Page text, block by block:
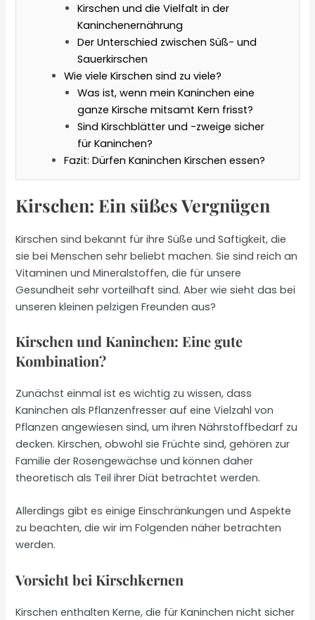
Kirschen und die Vielfalt in der
Kaninchenernährung
Der Unterschied zwischen Süß- und
Sauerkirschen
Wie viele Kirschen sind zu viele?
Was ist, wenn mein Kaninchen eine
ganze Kirsche mitsamt Kern frisst?
Sind Kirschblätter und -zweige sicher
für Kaninchen?
Fazit: Dürfen Kaninchen Kirschen essen?
Kirschen: Ein süßes Vergnügen
Kirschen sind bekannt für ihre Süße und Saftigkeit, die
sie bei Menschen sehr beliebt machen. Sie sind reich an
Vitaminen und Mineralstoffen, die für unsere
Gesundheit sehr vorteilhaft sind. Aber wie sieht das bei
unseren kleinen pelzigen Freunden aus?
Kirschen und Kaninchen: Eine gute
Kombination?
Zunächst einmal ist es wichtig zu wissen, dass
Kaninchen als Pflanzenfresser auf eine Vielzahl von
Pflanzen angewiesen sind, um ihren Nährstoffbedarf zu
decken. Kirschen, obwohl sie Früchte sind, gehören zur
Familie der Rosengewächse und können daher
theoretisch als Teil ihrer Diät betrachtet werden.
Allerdings gibt es einige Einschränkungen und Aspekte
zu beachten, die wir im Folgenden näher betrachten
werden.
Vorsicht bei Kirschkernen
Kirschen enthalten Kerne, die für Kaninchen nicht sicher